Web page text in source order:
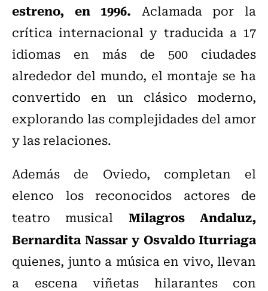
estreno, en 1996. Aclamada por la
crítica internacional y traducida a 17
idiomas en más de 500 ciudades
alrededor del mundo, el montaje se ha
convertido en un clásico moderno,
explorando las complejidades del amor
y las relaciones.
Además de Oviedo, completan el
elenco los reconocidos actores de
teatro musical Milagros Andaluz,
Bernardita Nassar y Osvaldo Iturriaga
quienes, junto a música en vivo, llevan
a escena viñetas hilarantes con